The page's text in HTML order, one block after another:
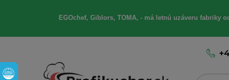
EGOchef, Giblors, TOMA, - má letnú uzáveru fabriky